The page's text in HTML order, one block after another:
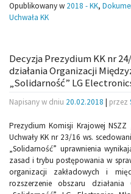
Opublikowany w 2018 - KK,
Uchwała KK
Decyzja Prezydium KK nr
działania Organizacji
„Solidarność” LG
Napisany w dniu 20.02.2018 | przez
Prezydium Komisji Krajowej
Uchwały KK nr 23/16 ws.
„Solidarność” uprawnienia
zasad i trybu postępowania w
organizacji zakładowych i
rozszerzenie obszaru działania